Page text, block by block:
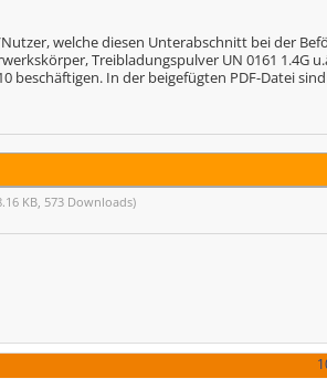
welche diesen Unterabschnitt bei der
Treibladungspulver UN 0161 1.4G
beschäftigen. In der beigefügten PDF-Datei
KB, 573 Downloads)